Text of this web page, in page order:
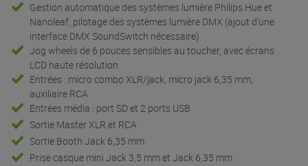
Gestion automatique des systèmes lumière Philips Hue et
Nanoleaf, pilotage des systèmes lumière DMX (ajout d’une
interface DMX SoundSwitch nécessaire)
Jog wheels de 6 pouces sensibles au toucher, avec écrans
LCD haute résolution
Entrées : micro combo XLR/jack, micro jack 6,35 mm,
auxiliaire RCA
Entrées média : port SD et 2 ports USB
Sortie Master XLR et RCA
Sortie Booth Jack 6,35 mm
Prise casque mini Jack 3,5 mm et Jack 6,35 mm